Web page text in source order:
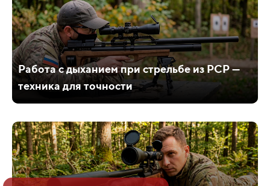
Работа с дыханием при стрельбе из PCP —
техника для точности